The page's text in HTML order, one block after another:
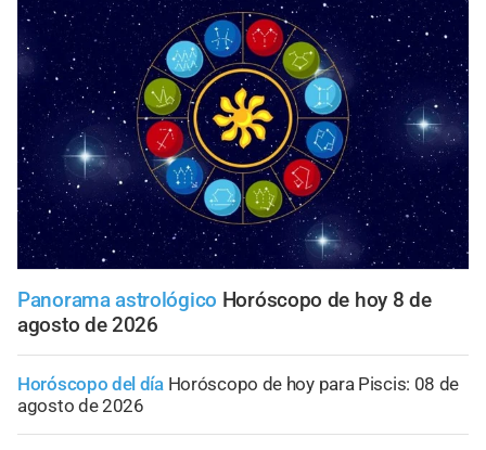
Panorama astrológico Horóscopo de hoy 8 de
agosto de 2026
Horóscopo del día Horóscopo de hoy para Piscis: 08 de
agosto de 2026